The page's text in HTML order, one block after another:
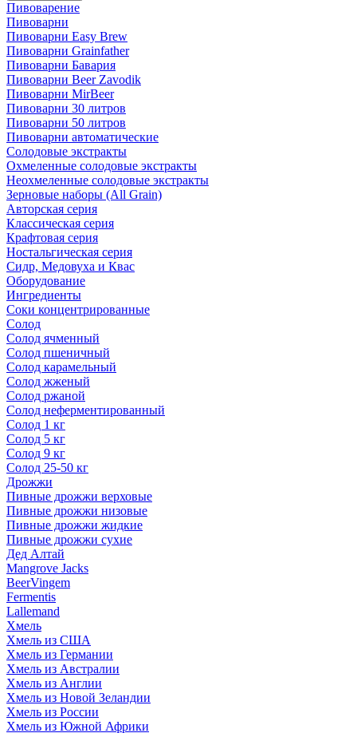
Пивоварение
Пивоварни
Пивоварни Easy Brew
Пивоварни Grainfather
Пивоварни Бавария
Пивоварни Beer Zavodik
Пивоварни MirBeer
Пивоварни 30 литров
Пивоварни 50 литров
Пивоварни автоматические
Солодовые экстракты
Охмеленные солодовые экстракты
Неохмеленные солодовые экстракты
Зерновые наборы (All Grain)
Авторская серия
Классическая серия
Крафтовая серия
Ностальгическая серия
Сидр, Медовуха и Квас
Оборудование
Ингредиенты
Соки концентрированные
Солод
Солод ячменный
Солод пшеничный
Солод карамельный
Солод жженый
Солод ржаной
Солод неферментированный
Солод 1 кг
Солод 5 кг
Солод 9 кг
Солод 25-50 кг
Дрожжи
Пивные дрожжи верховые
Пивные дрожжи низовые
Пивные дрожжи жидкие
Пивные дрожжи сухие
Дед Алтай
Mangrove Jacks
BeerVingem
Fermentis
Lallemand
Хмель
Хмель из США
Хмель из Германии
Хмель из Австралии
Хмель из Англии
Хмель из Новой Зеландии
Хмель из России
Хмель из Южной Африки